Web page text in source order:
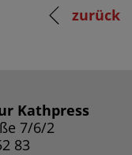
zurück
Kathpress
7/6/2
83